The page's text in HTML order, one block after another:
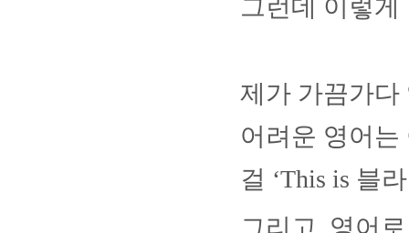
그런데 이렇
제가 가끔가다
어려운 영어
걸 ‘This is 블
그리고, 영어